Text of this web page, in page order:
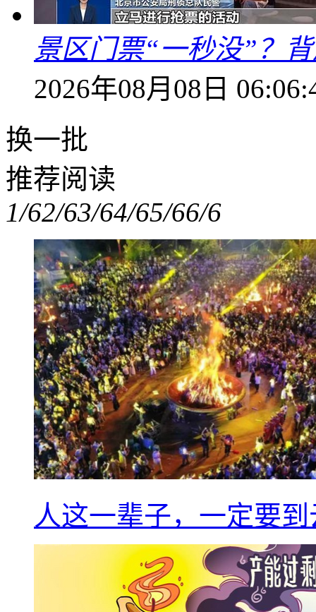
景区门票“一秒没”？
2026年08月08日
换一批
推荐阅读
1/62/63/64/65/66/6
人这一辈子，一定要